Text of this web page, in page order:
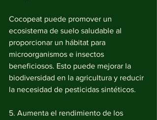
Cocopeat puede promover un
ecosistema de suelo saludable al
proporcionar un hábitat para
microorganismos e insectos
beneficiosos. Esto puede mejorar la
biodiversidad en la agricultura y reducir
la necesidad de pesticidas sintéticos.
5. Aumenta el rendimiento de los